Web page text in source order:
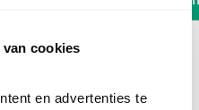
cookies
en advertenties te